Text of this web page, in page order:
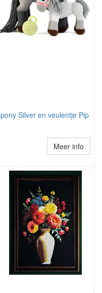
pony Silver en veulentje Pip
Meer info